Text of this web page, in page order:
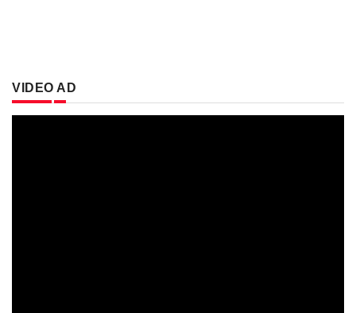
VIDEO AD